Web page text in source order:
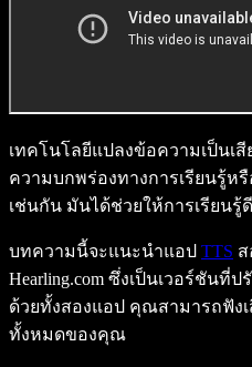
เทคโนโลยีแปลงข้อความเป็นเ
ความบกพร่องทางการเรียนรู้ห
เช่นกัน มันได้ช่วยให้การเรียน
บทความนี้จะแนะนำแอป TTS ส
Hearling.com ซึ่งเป็นเวอร์ชันที่ป
ด้วยทั้งสองแอป คุณสามารถฟัง
ทั้งหมดของคุณ